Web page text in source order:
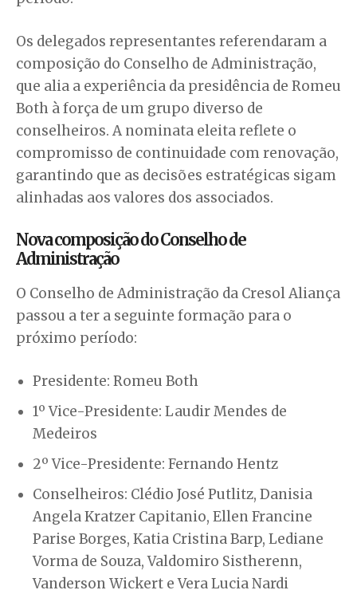
Os delegados representantes referendaram a
composição do Conselho de Administração,
que alia a experiência da presidência de Romeu
Both à força de um grupo diverso de
conselheiros. A nominata eleita reflete o
compromisso de continuidade com renovação,
garantindo que as decisões estratégicas sigam
alinhadas aos valores dos associados.
Nova composição do Conselho de
Administração
O Conselho de Administração da Cresol Aliança
passou a ter a seguinte formação para o
próximo período:
Presidente: Romeu Both
1º Vice-Presidente: Laudir Mendes de
Medeiros
2º Vice-Presidente: Fernando Hentz
Conselheiros: Clédio José Putlitz, Danisia
Angela Kratzer Capitanio, Ellen Francine
Parise Borges, Katia Cristina Barp, Lediane
Vorma de Souza, Valdomiro Sistherenn,
Vanderson Wickert e Vera Lucia Nardi